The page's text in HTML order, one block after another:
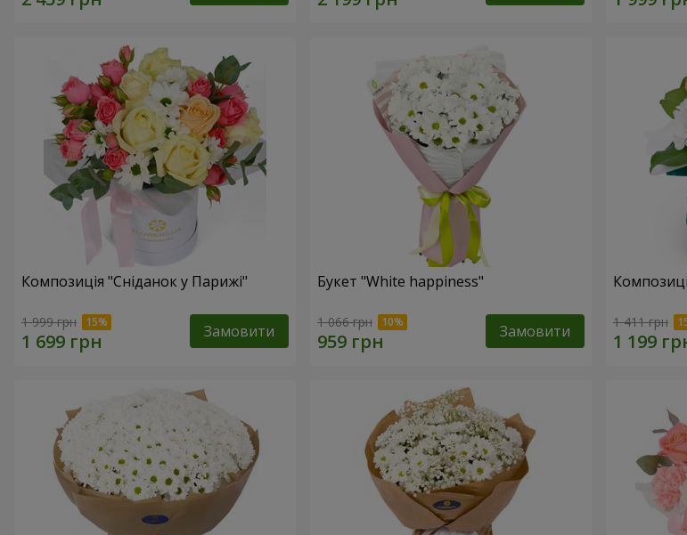
Композиція "Сніданок у Парижі"
1 999 грн Замовити
Букет "White happiness"
1 066 грн Замовити 1 411 грн